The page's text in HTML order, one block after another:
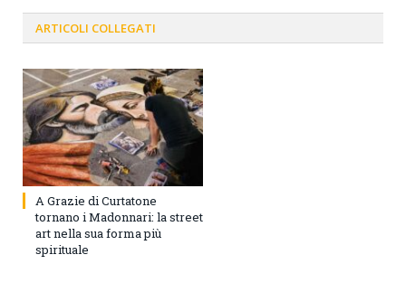
ARTICOLI COLLEGATI
A Grazie di Curtatone
tornano i Madonnari: la street
art nella sua forma più
spirituale